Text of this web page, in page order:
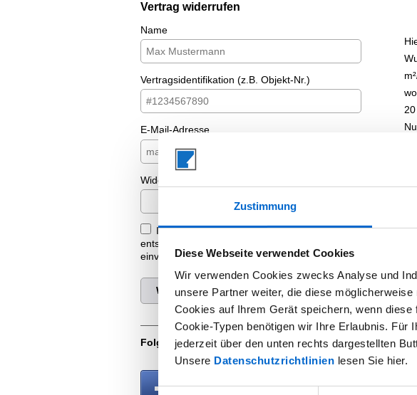
Zustimmung
Diese Webseite verwendet Cookies
Wir verwenden Cookies zwecks Analyse und
unsere Partner weiter, die diese
Cookies auf Ihrem Gerät speichern, wenn
Cookie-Typen benötigen wir Ihre Erlaubnis. Für
jederzeit über den unten rechts dargestellten
Unsere Datenschutzrichtlinien lesen Sie hier.
Vertrag widerrufen
Name
Vertragsidentifikation (z.B. Objekt-Nr.)
E-Mail-Adresse
Widerrufsgrund (optional)
Ich bin mit der Verarbeitung meiner Eingaben
entsprechend der
einverstanden.
Widerruf bestätigen
Folgen Sie uns auf Social Media: